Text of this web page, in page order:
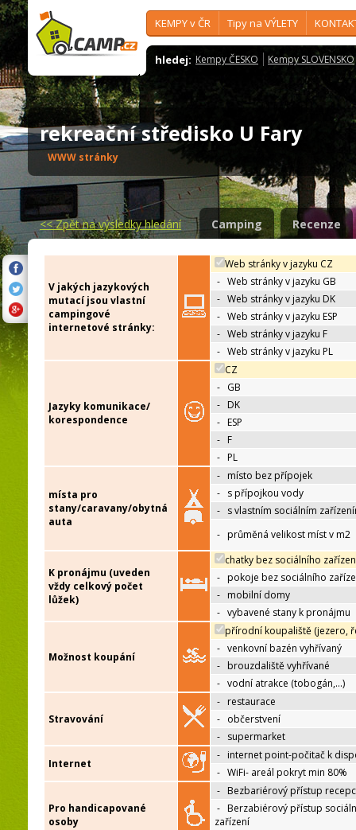
KEMPY v ČR Tipy na VÝLETY
hledej: Kempy ČESKO Kempy SLOVENSKO
rekreační středisko U Fary
WWW stránky
<<Zpět na výsledky hledání Camping Recenze
V jakých jazykových
mutací jsou vlastní
campingové
internetové stránky:
Web stránky v jazyku CZ
- Web stránky v jazyku GB
- Web stránky v jazyku DK
- Web stránky v jazyku ESP
- Web stránky v jazyku F
- Web stránky v jazyku PL
Jazyky komunikace/
korespondence
CZ
- GB
- DK
- ESP
- F
- PL
místa pro
stany/caravany/obytná
auta
- místo bez přípojek
- s přípojkou vody
- s vlastním sociálním
- průměná velikost míst v m2
K pronájmu (uveden
vždy celkový počet
lůžek)
chatky bez sociálního
- pokoje bez sociálního
- mobilní domy
- vybavené stany k pronájmu
Možnost koupání
přírodní koupaliště (jezero,
- venkovní bazén vyhřívaný
- brouzdaliště vyhřívané
- vodní atrakce (tobogán,…)
Stravování
- restaurace
- občerstvení
- supermarket
Internet
- internet point-počitač k
- WiFi- areál pokryt min 80%
Pro handicapované
osoby
- Bezbariérový přístup
- Berzabiérový přístup
zařízení